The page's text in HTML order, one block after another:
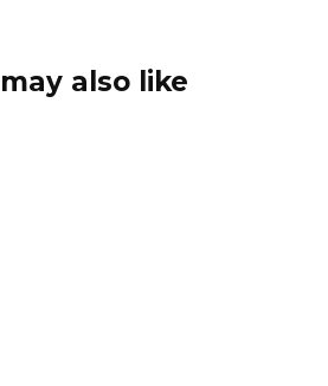
also like